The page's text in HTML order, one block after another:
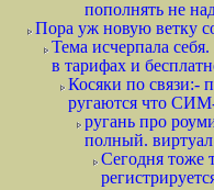
пополнять не
Пора уж новую ветку
Тема исчерпала
в тарифах и
Косяки по связи:-
ругаются что
ругань про
полный.
Сегодня тоже